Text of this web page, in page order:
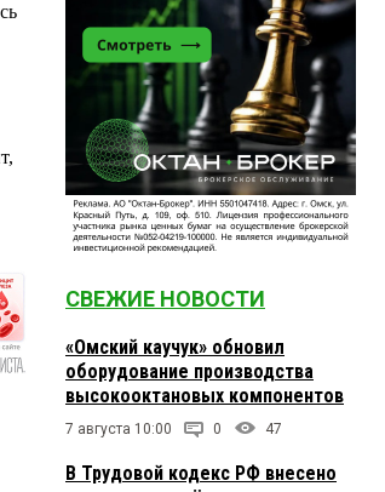
СВЕЖИЕ НОВОСТИ
«Омский каучук» обновил
оборудование производства
высокооктановых компонентов
7 августа 10:00 0 47
В Трудовой кодекс РФ внесено